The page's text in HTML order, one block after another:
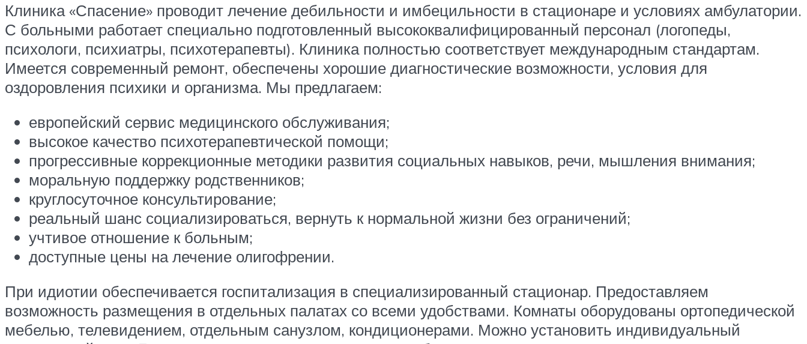
Клиника «Спасение» проводит лечение дебильности и имбецильности в стационаре и условиях амбулатории.
С больными работает специально подготовленный высококвалифицированный персонал (логопеды,
психологи, психиатры, психотерапевты). Клиника полностью соответствует международным стандартам.
Имеется современный ремонт, обеспечены хорошие диагностические возможности, условия для
оздоровления психики и организма. Мы предлагаем:
европейский сервис медицинского обслуживания;
высокое качество психотерапевтической помощи;
прогрессивные коррекционные методики развития социальных навыков, речи, мышления внимания;
моральную поддержку родственников;
круглосуточное консультирование;
реальный шанс социализироваться, вернуть к нормальной жизни без ограничений;
учтивое отношение к больным;
доступные цены на лечение олигофрении.
При идиотии обеспечивается госпитализация в специализированный стационар. Предоставляем
возможность размещения в отдельных палатах со всеми удобствами. Комнаты оборудованы ортопедической
мебелью, телевидением, отдельным санузлом, кондиционерами. Можно установить индивидуальный